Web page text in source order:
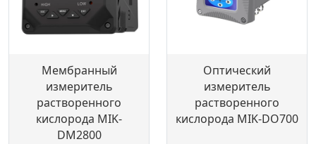
Мембранный
измеритель
растворенного
кислорода MIK-
DM2800
Оптический
измеритель
растворенного
кислорода MIK-DO700